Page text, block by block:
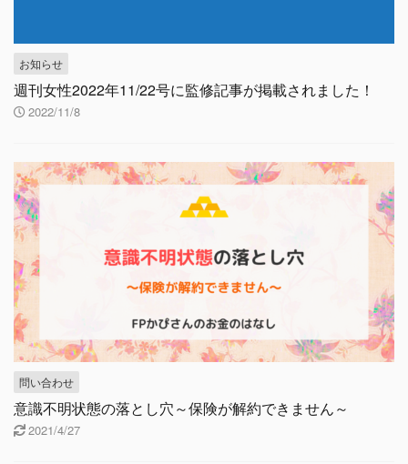
お知らせ
週刊女性2022年11/22号に監修記事が掲載されました！
2022/11/8
問い合わせ
意識不明状態の落とし穴～保険が解約できません～
2021/4/27